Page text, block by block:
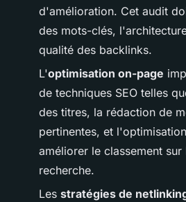
d'amélioration. Cet audit
des mots-clés,
qualité des backlinks.
L'optimisation on-page
de techniques SEO telles
des titres, la rédaction de
pertinentes, et
améliorer le classement
recherche.
Les stratégies de